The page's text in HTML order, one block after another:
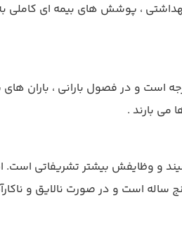
، پوشش های بیمه ای کاملی
در منطقه استوایی واقع شده است که در تمام طول سال گرم و مرطوب است .
می بارند .
و وظایفش بیشتر تشریفاتی است.
است و در صورت نالایق و